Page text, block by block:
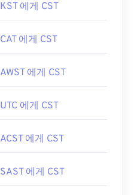
KST 에게 CST
CAT 에게 CST
AWST 에게 CST
UTC 에게 CST
ACST 에게 CST
SAST 에게 CST